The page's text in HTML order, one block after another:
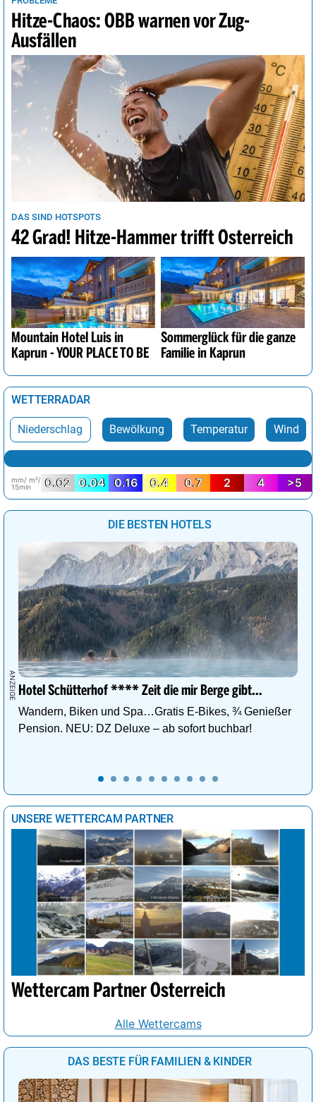
Hitze-Chaos: ÖBB warnen vor Zug-
Ausfällen
DAS SIND HOTSPOTS
42 Grad! Hitze-Hammer trifft Österreich
Mountain Hotel Luis in
Kaprun - YOUR PLACE TO BE
Sommerglück für die ganze
Familie in Kaprun
WETTERRADAR
Niederschlag Bewölkung Temperatur Wind
mm/ m²/
15min
0.02 0.04 0.16 0.4 0.7 2 4 >5
DIE BESTEN HOTELS
Hotel Schütterhof **** Zeit die mir Berge gibt…
Wandern, Biken und Spa…Gratis E-Bikes, ¾ Genießer
Pension. NEU: DZ Deluxe – ab sofort buchbar!
UNSERE WETTERCAM PARTNER
Wettercam Partner Österreich
Alle Wettercams
DAS BESTE FÜR FAMILIEN & KINDER